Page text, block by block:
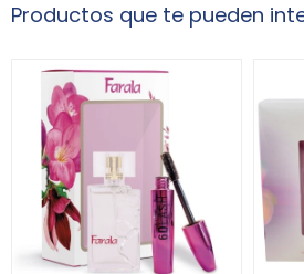
Productos que te pueden